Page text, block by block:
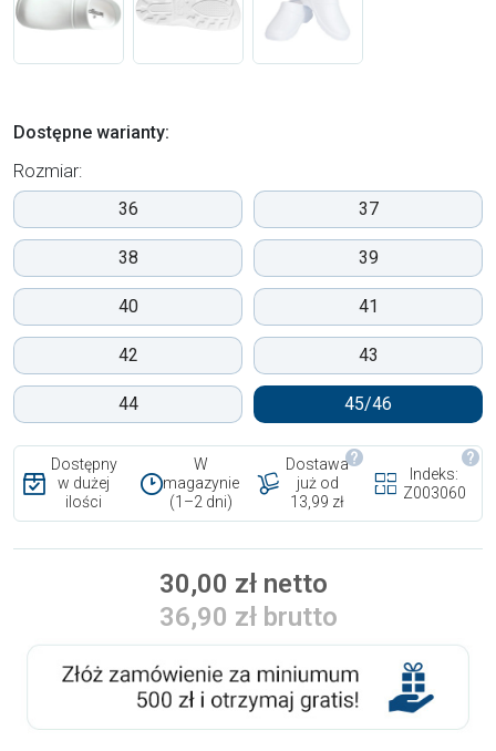
Dostępne warianty:
Rozmiar:
36
37
38 39
40 41
42 43
44 45/46
Dostępny
w dużej
ilości
W
magazynie
(1–2 dni)
Dostawa
już od
13,99 zł
Indeks:
Z003060
30,00 zł netto
36,90 zł brutto